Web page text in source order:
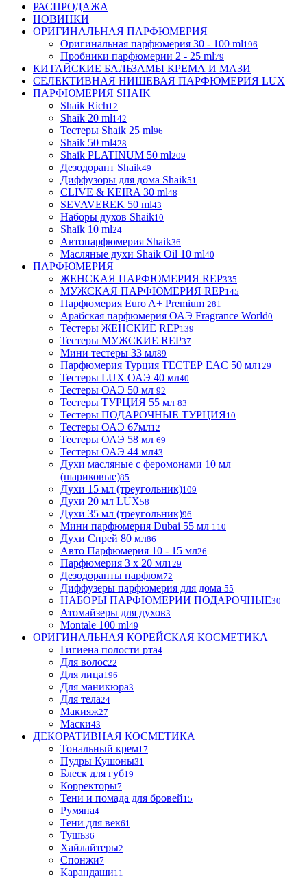
РАСПРОДАЖА
НОВИНКИ
ОРИГИНАЛЬНАЯ ПАРФЮМЕРИЯ
Оригинальная парфюмерия 30 - 100 ml196
Пробники парфюмерии 2 - 25 ml79
КИТАЙСКИЕ БАЛЬЗАМЫ КРЕМА И МАЗИ
СЕЛЕКТИВНАЯ НИШЕВАЯ ПАРФЮМЕРИЯ LUX
ПАРФЮМЕРИЯ SHAIK
Shaik Rich12
Shaik 20 ml142
Тестеры Shaik 25 ml96
Shaik 50 ml428
Shaik PLATINUM 50 ml209
Дезодорант Shaik49
Диффузоры для дома Shaik51
CLIVE & KEIRA 30 ml48
SEVAVEREK 50 ml43
Наборы духов Shaik10
Shaik 10 ml24
Автопарфюмерия Shaik36
Масляные духи Shaik Oil 10 ml40
ПАРФЮМЕРИЯ
ЖЕНСКАЯ ПАРФЮМЕРИЯ REP335
МУЖСКАЯ ПАРФЮМЕРИЯ REP145
Парфюмерия Euro A+ Premium 281
Арабская парфюмерия ОАЭ Fragrance World0
Тестеры ЖЕНСКИЕ REP139
Тестеры МУЖСКИЕ REP37
Мини тестеры 33 мл89
Парфюмерия Турция ТЕСТЕР EAC 50 мл129
Тестеры LUX ОАЭ 40 мл40
Тестеры ОАЭ 50 мл 92
Тестеры ТУРЦИЯ 55 мл 83
Тестеры ПОДАРОЧНЫЕ ТУРЦИЯ10
Тестеры ОАЭ 67мл12
Тестеры ОАЭ 58 мл 69
Тестеры ОАЭ 44 мл43
Духи масляные с феромонами 10 мл
(шариковые)85
Духи 15 мл (треугольник)109
Духи 20 мл LUX58
Духи 35 мл (треугольник)96
Мини парфюмерия Dubai 55 мл 110
Духи Спрей 80 мл86
Авто Парфюмерия 10 - 15 мл26
Парфюмерия 3 х 20 мл129
Дезодоранты парфюм72
Диффузеры парфюмерия для дома 55
НАБОРЫ ПАРФЮМЕРИИ ПОДАРОЧНЫЕ30
Атомайзеры для духов3
Montale 100 ml49
ОРИГИНАЛЬНАЯ КОРЕЙСКАЯ КОСМЕТИКА
Гигиена полости рта4
Для волос22
Для лица196
Для маникюра3
Для тела24
Макияж27
Маски43
ДЕКОРАТИВНАЯ КОСМЕТИКА
Тональный крем17
Пудры Кушоны31
Блеск для губ19
Корректоры7
Тени и помада для бровей15
Румяна4
Тени для век61
Тушь36
Хайлайтеры2
Спонжи7
Карандаши11